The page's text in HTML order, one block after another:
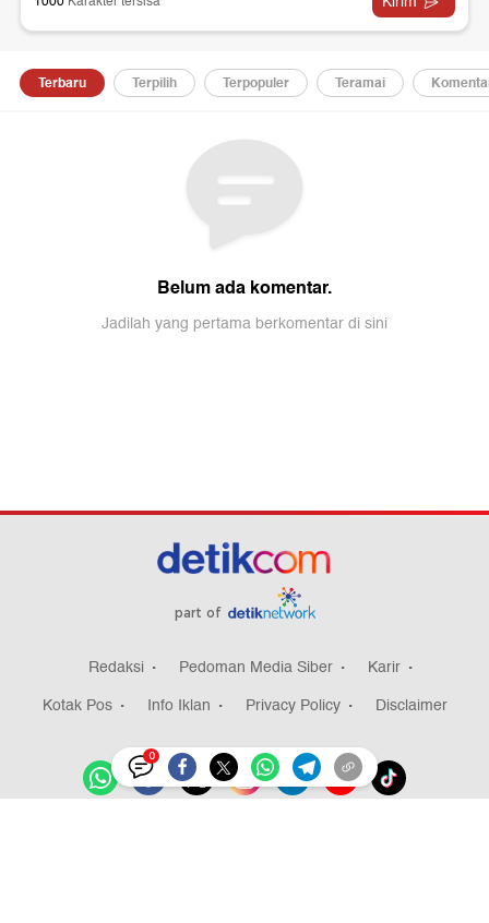
0
part of
Redaksi Pedoman Media Siber
Karir
Kotak Pos
Info Iklan Privacy Policy Disclaimer